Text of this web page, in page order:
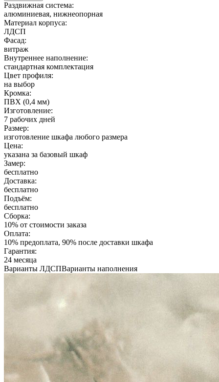
Раздвижная система:
алюминиевая, нижнеопорная
Материал корпуса:
ЛДСП
Фасад:
витраж
Внутреннее наполнение:
стандартная комплектация
Цвет профиля:
на выбор
Кромка:
ПВХ (0,4 мм)
Изготовление:
7 рабочих дней
Размер:
изготовление шкафа любого размера
Цена:
указана за базовый шкаф
Замер:
бесплатно
Доставка:
бесплатно
Подъём:
бесплатно
Сборка:
10% от стоимости заказа
Оплата:
10% предоплата, 90% после доставки шкафа
Гарантия:
24 месяца
Варианты ЛДСПВарианты наполнения